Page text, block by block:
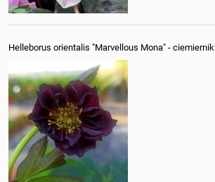
Helleborus orientalis "Marvellous Mona" - ciemiernik